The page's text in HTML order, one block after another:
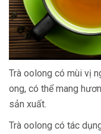
Trà oolong có mùi vị
ong, có thể mang
sản xuất.
Trà oolong có tác